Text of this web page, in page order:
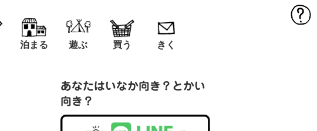
泊まる 遊ぶ 買う きく
あなたはいなか向き？とかい
向き？